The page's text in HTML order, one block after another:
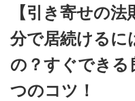
【引き寄せの
分で居続けるに
の？すぐできる
つのコツ！